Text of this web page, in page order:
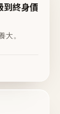
到終身價
大。